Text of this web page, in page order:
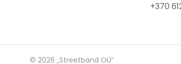
+370
© 2026 „Streetband OÜ“